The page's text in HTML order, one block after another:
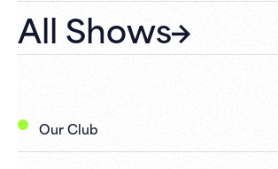
All Shows
Our Club